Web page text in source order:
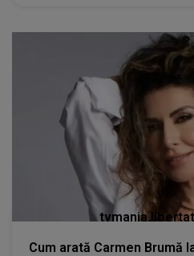
Cum arată Carmen Brumă